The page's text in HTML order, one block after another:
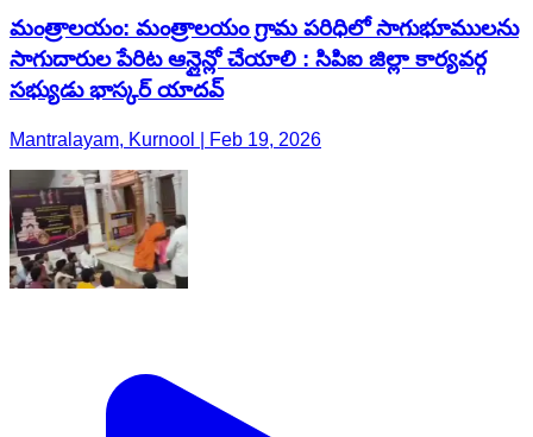
మంత్రాలయం: మంత్రాలయం గ్రామ పరిధిలో సాగుభూములను
సాగుదారుల పేరిట ఆన్లైన్లో చేయాలి : సిపిఐ జిల్లా కార్యవర్గ
సభ్యుడు భాస్కర్ యాదవ్
Mantralayam, Kurnool | Feb 19, 2026